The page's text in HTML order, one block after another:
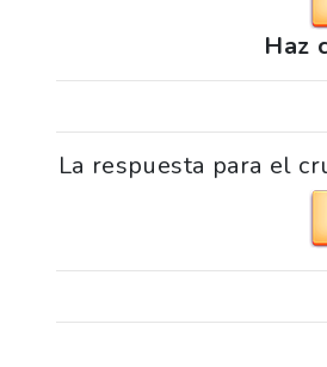
Haz
La respuesta para el